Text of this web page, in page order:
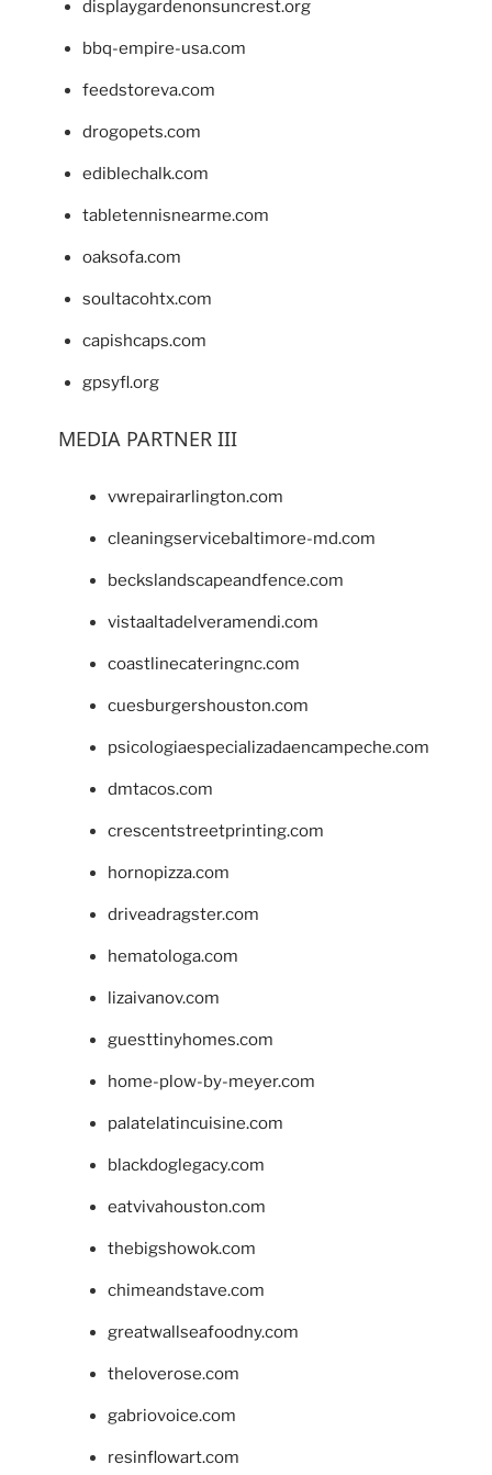
displaygardenonsuncrest.org
bbq-empire-usa.com
feedstoreva.com
drogopets.com
ediblechalk.com
tabletennisnearme.com
oaksofa.com
soultacohtx.com
capishcaps.com
gpsyfl.org
MEDIA PARTNER III
vwrepairarlington.com
cleaningservicebaltimore-md.com
beckslandscapeandfence.com
vistaaltadelveramendi.com
coastlinecateringnc.com
cuesburgershouston.com
psicologiaespecializadaencampeche.com
dmtacos.com
crescentstreetprinting.com
hornopizza.com
driveadragster.com
hematologa.com
lizaivanov.com
guesttinyhomes.com
home-plow-by-meyer.com
palatelatincuisine.com
blackdoglegacy.com
eatvivahouston.com
thebigshowok.com
chimeandstave.com
greatwallseafoodny.com
theloverose.com
gabriovoice.com
resinflowart.com